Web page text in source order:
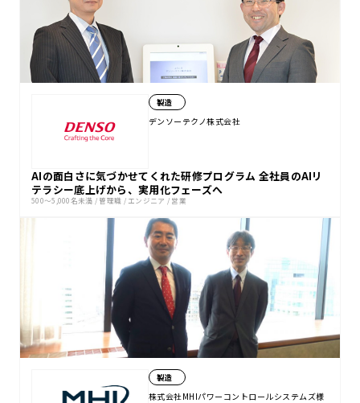
製造
デンソーテクノ株式会社
AIの面白さに気づかせてくれた研修プログラム 全社員のAIリ
テラシー底上げから、実用化フェーズへ
500〜5,000名未満 / 管理職 / エンジニア / 営業
製造
株式会社MHIパワーコントロールシステムズ様